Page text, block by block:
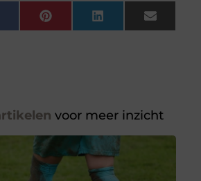
Pinterest LinkedIn Email
voor meer inzicht